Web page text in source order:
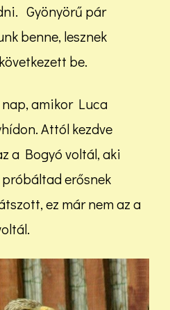
Gyönyörű pár
benne, lesznek
be.
nap, amikor Luca
Attól kezdve
a Bogyó voltál, aki
erősnek
ez már nem az a